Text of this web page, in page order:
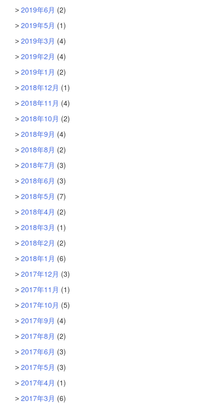
2019年6月 (2)
2019年5月 (1)
2019年3月 (4)
2019年2月 (4)
2019年1月 (2)
2018年12月 (1)
2018年11月 (4)
2018年10月 (2)
2018年9月 (4)
2018年8月 (2)
2018年7月 (3)
2018年6月 (3)
2018年5月 (7)
2018年4月 (2)
2018年3月 (1)
2018年2月 (2)
2018年1月 (6)
2017年12月 (3)
2017年11月 (1)
2017年10月 (5)
2017年9月 (4)
2017年8月 (2)
2017年6月 (3)
2017年5月 (3)
2017年4月 (1)
2017年3月 (6)